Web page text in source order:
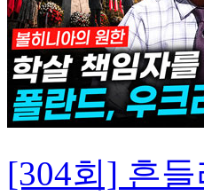
[304회] 흔